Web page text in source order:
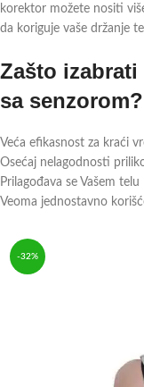
korektor možete nositi
da koriguje vaše držanje
Zašto
sa senzorom?
Veća efikasnost za kraći
Osećaj nelagodnosti
Prilagođava se Vašem telu
Veoma jednostavno
-32%